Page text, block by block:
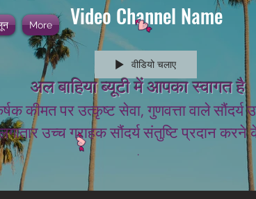
More
अल बाहिया ब्यूटी में आपका स्वागत है
कीमत पर उत्कृष्ट सेवा, गुणवत्ता वाले सौंदर्य
उच्च ग्राहक सौंदर्य संतुष्टि प्रदान करने
.
Video Channel Name
वीडियो चलाए